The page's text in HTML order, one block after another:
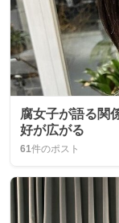
腐女子が語る関
好が広がる
61件のポスト